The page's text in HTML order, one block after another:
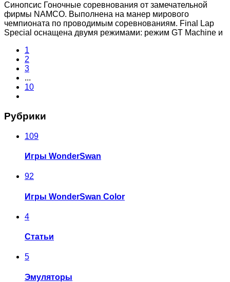
Синопсис Гоночные соревнования от замечательной
фирмы NAMCO. Выполнена на манер мирового
чемпионата по проводимым соревнованиям. Final Lap
Special оснащена двумя режимами: режим GT Machine и
1
2
3
...
10
Рубрики
109
Игры WonderSwan
92
Игры WonderSwan Color
4
Статьи
5
Эмуляторы